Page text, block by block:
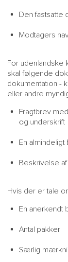
Den fastsatte
Modtagers
For
skal følgende
dokumentation -
eller andre
Fragtbrev
og underskrift
En
Beskrivelse
Hvis der er tale
En anerkendt
Antal pakker
Særlig